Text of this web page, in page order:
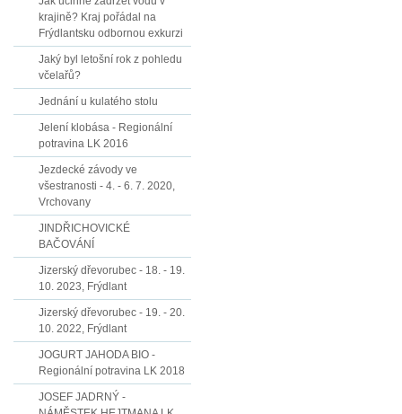
krajině? Kraj pořádal na
Frýdlantsku odbornou exkurzi
Jaký byl letošní rok z pohledu
včelařů?
Jednání u kulatého stolu
Jelení klobása - Regionální
potravina LK 2016
Jezdecké závody ve
všestranosti - 4. - 6. 7. 2020,
Vrchovany
JINDŘICHOVICKÉ
BAČOVÁNÍ
Jizerský dřevorubec - 18. - 19.
10. 2023, Frýdlant
Jizerský dřevorubec - 19. - 20.
10. 2022, Frýdlant
JOGURT JAHODA BIO -
Regionální potravina LK 2018
JOSEF JADRNÝ -